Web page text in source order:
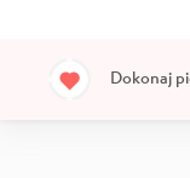
Dokonaj